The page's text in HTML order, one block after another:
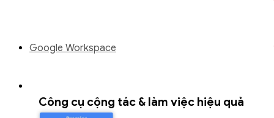
Google Workspace
Công cụ cộng tác & làm việc hiệu quả